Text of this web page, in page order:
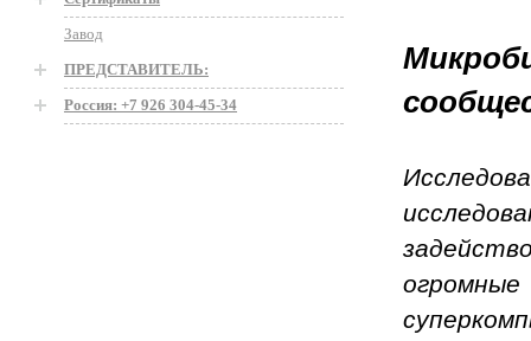
Завод
ПРЕДСТАВИТЕЛЬ:
Россия: +7 926 304-45-34